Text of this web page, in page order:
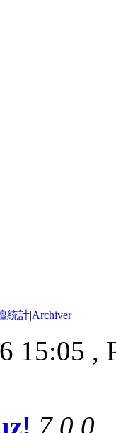
統計|Archiver
15:05 ,
7.0.0